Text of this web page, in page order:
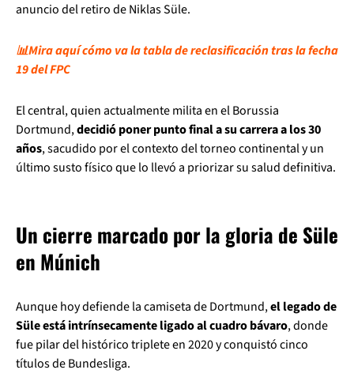
anuncio del retiro de Niklas Süle.
📊Mira aquí cómo va la tabla de reclasificación tras la fecha
19 del FPC
El central, quien actualmente milita en el Borussia
Dortmund,decidió poner punto final a su carrera a los 30
años, sacudido por el contexto del torneo continental y un
último susto físico que lo llevó a priorizar su salud definitiva.
Un cierre marcado por la gloria de Süle
en Múnich
Aunque hoy defiende la camiseta de Dortmund,el legado de
Süle está intrínsecamente ligado al cuadro bávaro, donde
fue pilar del histórico triplete en 2020 y conquistó cinco
títulos de Bundesliga.